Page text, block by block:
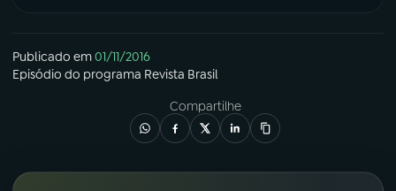
Publicado em01/11/2016
Episódio do programa Revista Brasil
Compartilhe